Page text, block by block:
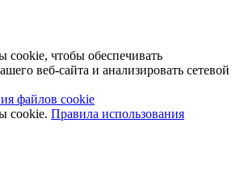
чтобы обеспечивать
веб-сайта и анализировать сетевой
файлов cookie
cookie. Правила использования